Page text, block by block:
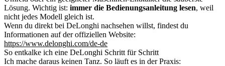
Lösung. Wichtig ist: immer die Bedienungsanleitung lesen, weil
nicht jedes Modell gleich ist.
Wenn du direkt bei DeLonghi nachsehen willst, findest du
Informationen auf der offiziellen Website:
https://www.delonghi.com/de-de
So entkalke ich eine DeLonghi Schritt für Schritt
Ich mache daraus keinen Tanz. So läuft es in der Praxis: